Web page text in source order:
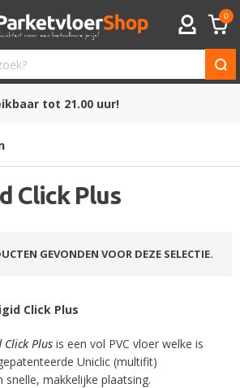
ACCOUNT
0
tot 21.00 uur!
Click Plus
GEVONDEN VOOR DEZE SELECTIE.
Click Plus
Click Plus is een vol PVC vloer welke is
Uniclic (multifit)
makkelijke plaatsing.